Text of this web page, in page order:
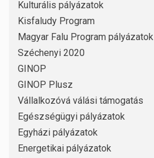
Kulturális pályázatok
Kisfaludy Program
Magyar Falu Program pályázatok
Széchenyi 2020
GINOP
GINOP Plusz
Vállalkozóvá válási támogatás
Egészségügyi pályázatok
Egyházi pályázatok
Energetikai pályázatok